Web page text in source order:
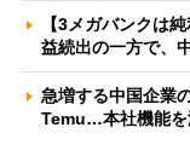
【3メガバンクは
益続出の一方で、
急増する中国企業
Temu…本社機能